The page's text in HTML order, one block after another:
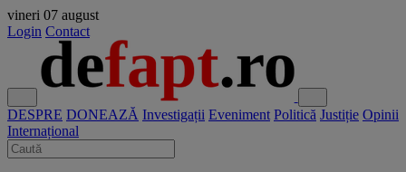
vineri 07 august
Login Contact
DESPRE DONEAZĂ Investigații Eveniment Politică Justiție Opinii
Internațional